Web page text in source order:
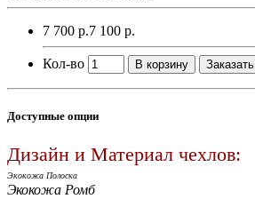
7 700 р.7 100 р.
Кол-во В корзину Заказать
Доступные опции
Дизайн и Материал чехлов:
Экокожа Полоска
Экокожа Ромб